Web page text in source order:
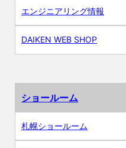
エンジニアリング情報
DAIKEN WEB SHOP
ショールーム
札幌ショールーム